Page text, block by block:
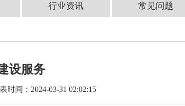
行业资讯 常见问题
设服务
时间：2024-03-31 02:02:15